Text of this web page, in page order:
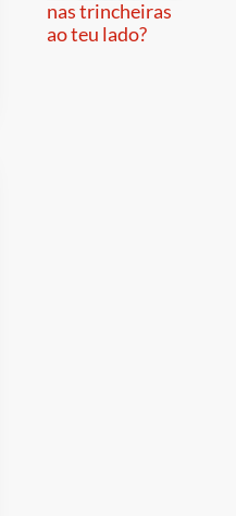
nas trincheiras
ao teu lado?